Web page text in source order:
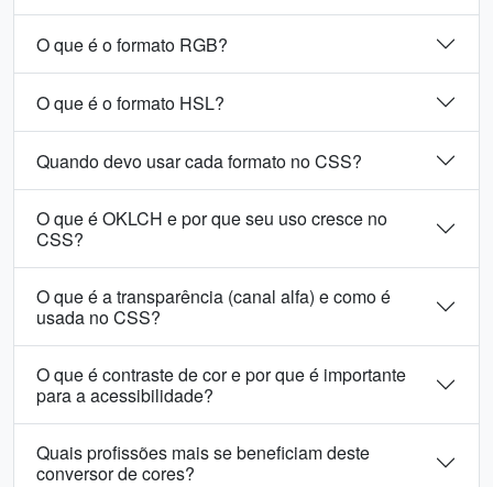
O que é o formato RGB?
O que é o formato HSL?
Quando devo usar cada formato no CSS?
O que é OKLCH e por que seu uso cresce no
CSS?
O que é a transparência (canal alfa) e como é
usada no CSS?
O que é contraste de cor e por que é importante
para a acessibilidade?
Quais profissões mais se beneficiam deste
conversor de cores?